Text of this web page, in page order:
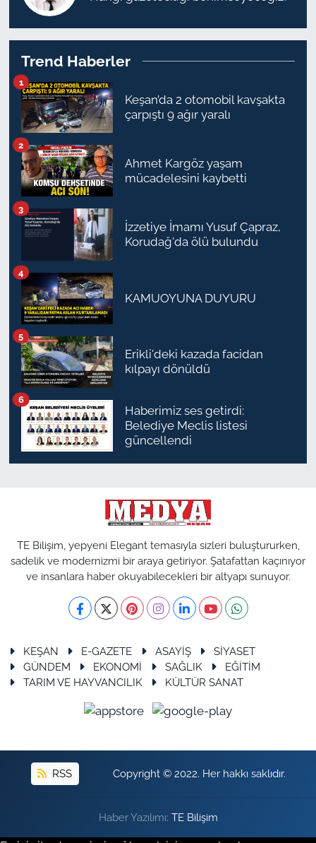
Trend Haberler
Keşan’da 2 otomobil kavşakta
çarpıştı 9 ağır yaralı
1
Ahmet Kargöz yaşam
mücadelesini kaybetti
2
İzzetiye İmamı Yusuf Çapraz,
Korudağ'da ölü bulundu
3
KAMUOYUNA DUYURU
4
Erikli'deki kazada facidan
kılpayı dönüldü
5
Haberimiz ses getirdi:
Belediye Meclis listesi
güncellendi
6
TE Bilişim, yepyeni Elegant temasıyla sizleri buluştururken,
sadelik ve modernizmi bir araya getiriyor. Şatafattan kaçınıyor
ve insanlara haber okuyabilecekleri bir altyapı sunuyor.
KEŞAN E-GAZETE ASAYİŞ
SİYASET
GÜNDEM
EKONOMİ SAĞLIK
EĞİTİM
TARIM VE HAYVANCILIK
KÜLTÜR SANAT
RSS Copyright © 2022. Her hakkı saklıdır.
Haber Yazılımı: TE Bilişim